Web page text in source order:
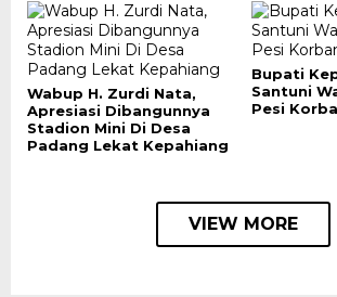
Wabup H. Zurdi Nata,
Apresiasi Dibangunnya
Stadion Mini Di Desa
Padang Lekat Kepahiang
Bupati
Santuni
Pesi
VIEW MORE